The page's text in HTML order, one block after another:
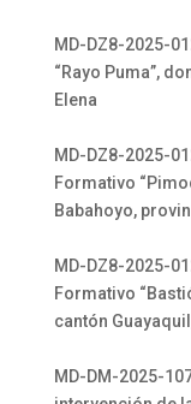
MD-DZ8-2025-
“Rayo Puma”,
Elena
MD-DZ8-2025-
Formativo
Babahoyo,
MD-DZ8-2025-
Formativo
cantón
MD-DM-2025-